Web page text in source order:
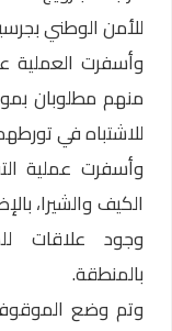
للأمن الوطني
وأسفرت العملية
منهم مطلوبان
للاشتباه في
وأسفرت عملية
الكيف والشيرا،
وجود علاقات
بالمنطقة.
وتم وضع